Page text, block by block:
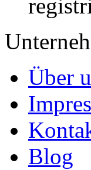
Über
Blog